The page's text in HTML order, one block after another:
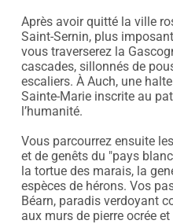
Après avoir quitté la ville
Saint-Sernin, plus
vous traverserez la
cascades, sillonnés de
escaliers. À Auch, une
Sainte-Marie inscrite au
l’humanité.
Vous parcourrez ensuite
et de genêts du "pays
la tortue des marais, la
espèces de hérons. Vos
Béarn, paradis verdoyant
aux murs de pierre ocrée